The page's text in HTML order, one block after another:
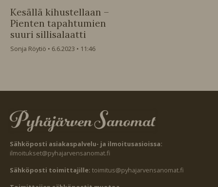
Kesällä kihustellaan –
Pienten tapahtumien
suuri sillisalaatti
Sonja Röytiö 6.6.2023 11:46
Sähköposti asiakaspalvelu- ja ilmoitusasioissa:
ilmoitukset@pyhajarvensanomat.fi
Sähköposti toimittajille: toimitus@pyhajarvensanomat.fi